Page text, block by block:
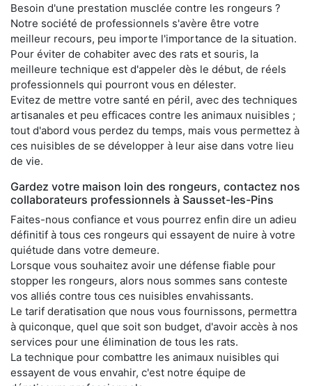
Besoin d'une prestation musclée contre les rongeurs ?
Notre société de professionnels s'avère être votre
meilleur recours, peu importe l'importance de la situation.
Pour éviter de cohabiter avec des rats et souris, la
meilleure technique est d'appeler dès le début, de réels
professionnels qui pourront vous en délester.
Evitez de mettre votre santé en péril, avec des techniques
artisanales et peu efficaces contre les animaux nuisibles ;
tout d'abord vous perdez du temps, mais vous permettez à
ces nuisibles de se développer à leur aise dans votre lieu
de vie.
Gardez votre maison loin des rongeurs, contactez nos
collaborateurs professionnels à Sausset-les-Pins
Faites-nous confiance et vous pourrez enfin dire un adieu
définitif à tous ces rongeurs qui essayent de nuire à votre
quiétude dans votre demeure.
Lorsque vous souhaitez avoir une défense fiable pour
stopper les rongeurs, alors nous sommes sans conteste
vos alliés contre tous ces nuisibles envahissants.
Le tarif deratisation que nous vous fournissons, permettra
à quiconque, quel que soit son budget, d'avoir accès à nos
services pour une élimination de tous les rats.
La technique pour combattre les animaux nuisibles qui
essayent de vous envahir, c'est notre équipe de